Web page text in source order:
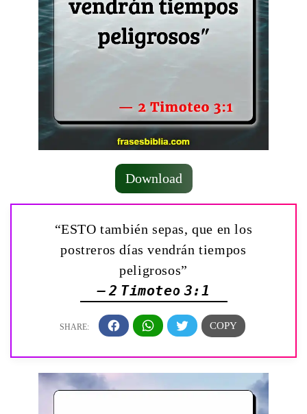
Download
“ESTO también sepas, que en los
postreros días vendrán tiempos
peligrosos”
— 2 Timoteo 3:1